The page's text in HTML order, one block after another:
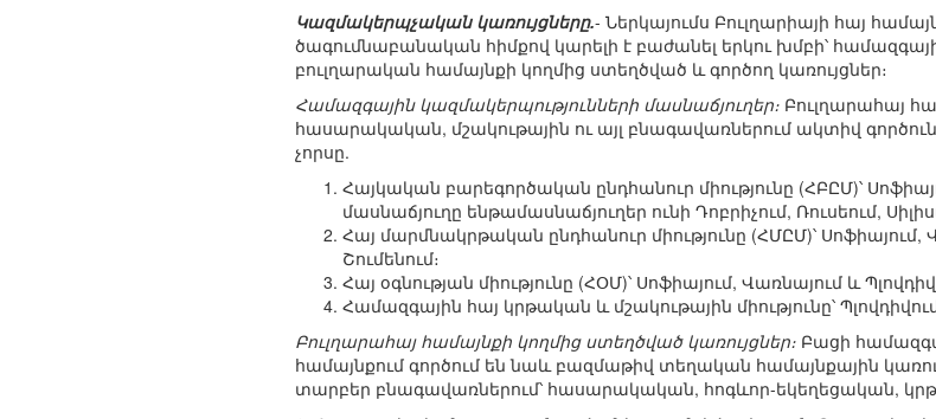
Կազմակերպչական կառույցները.- Ներկայումս Բուլղարիայի հայ
ծագումնաբանական հիմքով կարելի է բաժանել երկու խմբի՝
բուլղարական համայնքի կողմից ստեղծված և գործող կառույցներ։
Համազգային կազմակերպությունների մասնաճյուղեր։ Բուլղարահայ
հասարակական, մշակութային ու այլ բնագավառներում ակտիվ
չորսը.
Հայկական բարեգործական ընդհանուր միությունը (ՀԲԸՄ)՝
մասնաճյուղը ենթամասնաճյուղեր ունի Դոբրիչում, Ռուսեում,
Հայ մարմնակրթական ընդհանուր միությունը (ՀՄԸՄ)՝ Սոֆիայում,
Շումենում։
Հայ օգնության միությունը (ՀՕՄ)՝ Սոֆիայում, Վառնայում և
Համազգային հայ կրթական և մշակութային միությունը՝
Բուլղարահայ համայնքի կողմից ստեղծված կառույցներ։ Բացի
համայնքում գործում են նաև բազմաթիվ տեղական համայնքային
տարբեր բնագավառներում՝ հասարակական, հոգևոր-եկեղեցական,